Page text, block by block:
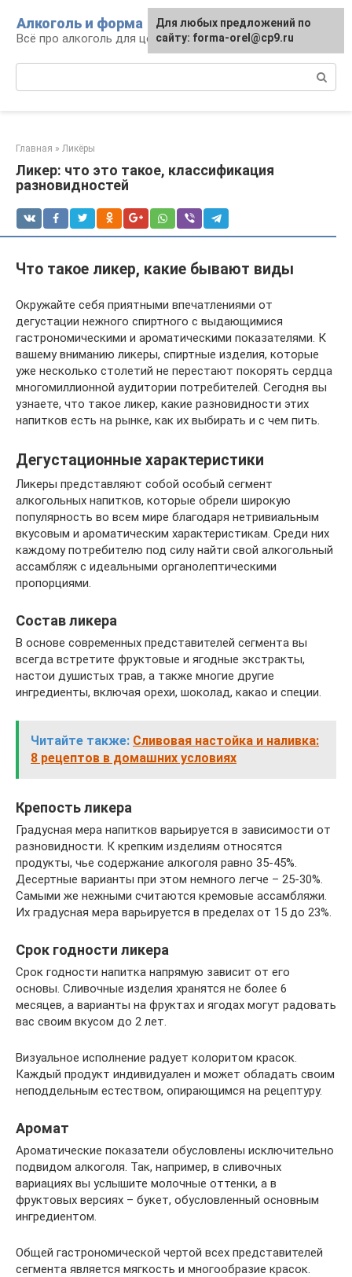
контенту
Алкоголь и форма
Всё про алкоголь для ценителей
Главная » Ликёры
Ликер: что это такое, классификация
разновидностей
Что такое ликер, какие бывают виды
Окружайте себя приятными впечатлениями от
дегустации нежного спиртного с выдающимися
гастрономическими и ароматическими показателями. К
вашему вниманию ликеры, спиртные изделия, которые
уже несколько столетий не перестают покорять сердца
многомиллионной аудитории потребителей. Сегодня вы
узнаете, что такое ликер, какие разновидности этих
напитков есть на рынке, как их выбирать и с чем пить.
Дегустационные характеристики
Ликеры представляют собой особый сегмент
алкогольных напитков, которые обрели широкую
популярность во всем мире благодаря нетривиальным
вкусовым и ароматическим характеристикам. Среди них
каждому потребителю под силу найти свой алкогольный
ассамбляж с идеальными органолептическими
пропорциями.
Состав ликера
В основе современных представителей сегмента вы
всегда встретите фруктовые и ягодные экстракты,
настои душистых трав, а также многие другие
ингредиенты, включая орехи, шоколад, какао и специи.
Читайте также: Сливовая настойка и наливка:
8 рецептов в домашних условиях
Крепость ликера
Градусная мера напитков варьируется в зависимости от
разновидности. К крепким изделиям относятся
продукты, чье содержание алкоголя равно 35-45%.
Десертные варианты при этом немного легче – 25-30%.
Самыми же нежными считаются кремовые ассамбляжи.
Их градусная мера варьируется в пределах от 15 до 23%.
Срок годности ликера
Срок годности напитка напрямую зависит от его
основы. Сливочные изделия хранятся не более 6
месяцев, а варианты на фруктах и ягодах могут радовать
вас своим вкусом до 2 лет.
Визуальное исполнение радует колоритом красок.
Каждый продукт индивидуален и может обладать своим
неподдельным естеством, опирающимся на рецептуру.
Аромат
Ароматические показатели обусловлены исключительно
подвидом алкоголя. Так, например, в сливочных
вариациях вы услышите молочные оттенки, а в
фруктовых версиях – букет, обусловленный основным
ингредиентом.
Общей гастрономической чертой всех представителей
сегмента является мягкость и многообразие красок.
Для любых предложений по
сайту: forma-orel@cp9.ru